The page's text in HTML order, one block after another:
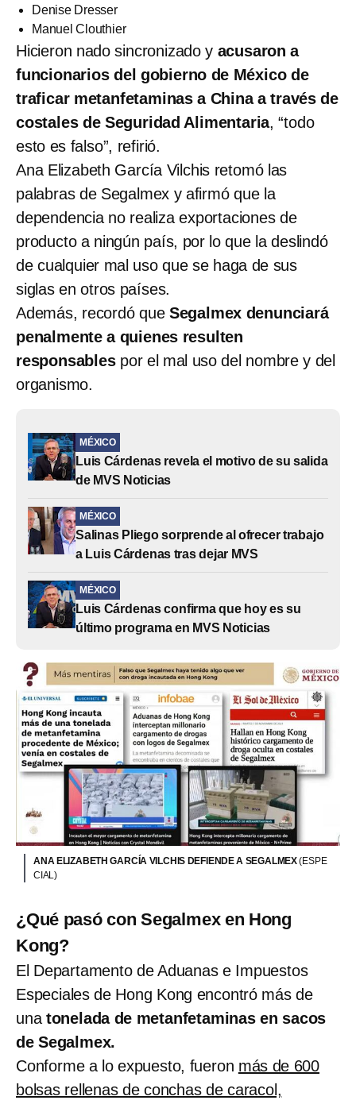
Denise Dresser
Manuel Clouthier
Hicieron nado sincronizado y acusaron a
funcionarios del gobierno de México de
traficar metanfetaminas a China a través de
costales de Seguridad Alimentaria, “todo
esto es falso”, refirió.
Ana Elizabeth García Vilchis retomó las
palabras de Segalmex y afirmó que la
dependencia no realiza exportaciones de
producto a ningún país, por lo que la deslindó
de cualquier mal uso que se haga de sus
siglas en otros países.
Además, recordó queSegalmex denunciará
penalmente a quienes resulten
responsablespor el mal uso del nombre y del
organismo.
MÉXICO
Luis Cárdenas revela el motivo de su salida
de MVS Noticias
MÉXICO
Salinas Pliego sorprende al ofrecer trabajo
a Luis Cárdenas tras dejar MVS
MÉXICO
Luis Cárdenas confirma que hoy es su
último programa en MVS Noticias
ANA ELIZABETH GARCÍA VILCHIS DEFIENDE A SEGALMEX(ESPE
CIAL)
¿Qué pasó con Segalmex en Hong
Kong?
El Departamento de Aduanas e Impuestos
Especiales de Hong Kong encontró más de
una tonelada de metanfetaminas en sacos
de Segalmex.
Conforme a lo expuesto, fueron más de 600
bolsas rellenas de conchas de caracol,